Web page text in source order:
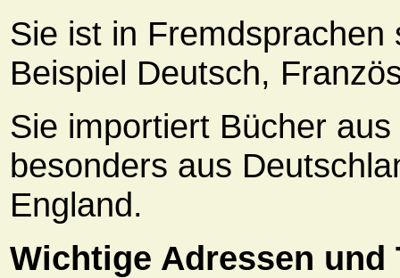
Sie ist in Fremdsprachen
Beispiel Deutsch,
Sie importiert Bücher
besonders aus
England.
Wichtige Adressen und